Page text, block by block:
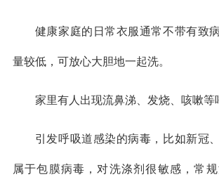
健康家庭的日常衣服通常不带有致
量较低，可放心大胆地一起洗。
家里有人出现流鼻涕、发烧、咳嗽等
引发呼吸道感染的病毒，比如新冠
属于包膜病毒，对洗涤剂很敏感，常